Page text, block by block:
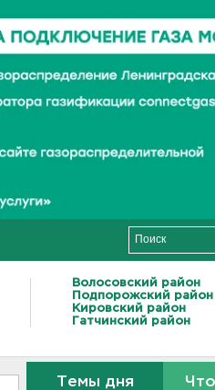
Волосовский район
Подпорожский район
Кировский район
Гатчинский район
Темы дня